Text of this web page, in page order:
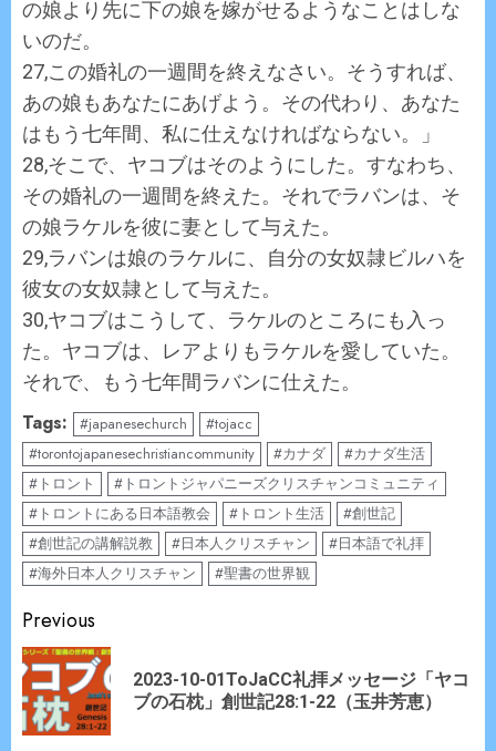
の娘より先に下の娘を嫁がせるようなことはしな
いのだ。
27,この婚礼の一週間を終えなさい。そうすれば、
あの娘もあなたにあげよう。その代わり、あなた
はもう七年間、私に仕えなければならない。」
28,そこで、ヤコブはそのようにした。すなわち、
その婚礼の一週間を終えた。それでラバンは、そ
の娘ラケルを彼に妻として与えた。
29,ラバンは娘のラケルに、自分の女奴隷ビルハを
彼女の女奴隷として与えた。
30,ヤコブはこうして、ラケルのところにも入っ
た。ヤコブは、レアよりもラケルを愛していた。
それで、もう七年間ラバンに仕えた。
Tags: #japanesechurch
#tojacc
#torontojapanesechristiancommunity
#カナダ
#カナダ生活
#トロント
#トロントジャパニーズクリスチャンコミュニティ
#トロントにある日本語教会
#トロント生活
#創世記
#創世記の講解説教
#日本人クリスチャン
#日本語で礼拝
#海外日本人クリスチャン
#聖書の世界観
Continue
Reading
Previous
2023-10-01ToJaCC礼拝メッセージ「ヤコ
ブの石枕」創世記28:1-22（玉井芳恵）